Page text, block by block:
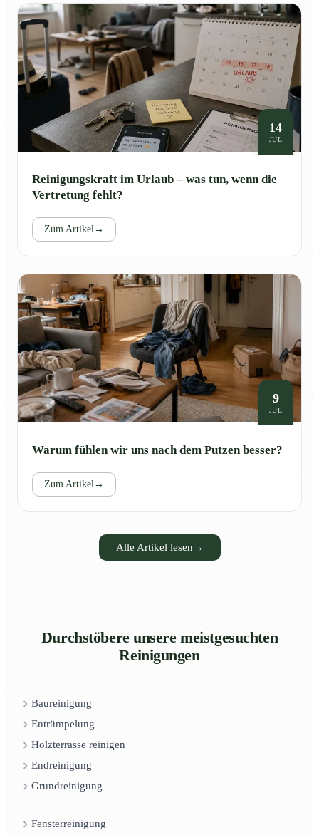
14
JUL
Reinigungskraft im Urlaub – was tun, wenn die
Vertretung fehlt?
Zum Artikel→
9
JUL
Warum fühlen wir uns nach dem Putzen besser?
Zum Artikel→
Alle Artikel lesen →
Durchstöbere unsere meistgesuchten
Reinigungen
Baureinigung
Entrümpelung
Holzterrasse reinigen
Endreinigung
Grundreinigung
Fensterreinigung